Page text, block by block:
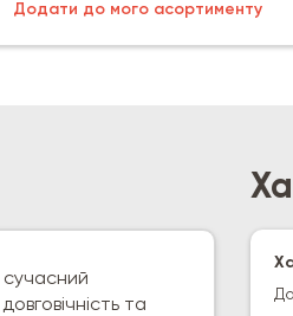
Додати до мого асортименту
сучасний
та